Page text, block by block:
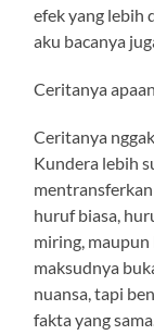
efek yang lebih
aku bacanya
Ceritanya
Ceritanya
Kundera lebih
huruf biasa,
miring, maupun
maksudnya
nuansa, tapi
fakta yang sama.